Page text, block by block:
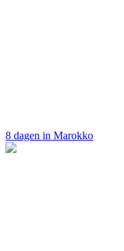
8 dagen in Marokko